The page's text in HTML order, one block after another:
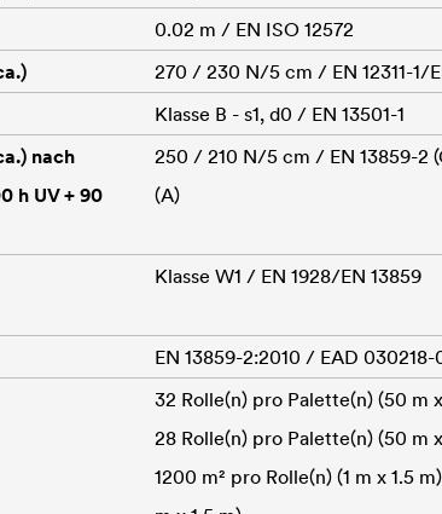
0.02 m / EN ISO 12572
270 / 230 N/5 cm / EN 12311-1/
Klasse B - s1, d0 / EN 13501-1
nach
h UV + 90
250 / 210 N/5 cm / EN 13859-2
(A)
Klasse W1 / EN 1928/EN 13859
EN 13859-2:2010 / EAD 030218-
32 Rolle(n) pro Palette(n) (50 m
28 Rolle(n) pro Palette(n) (50 m
1200 m² pro Rolle(n) (1 m x 1.5